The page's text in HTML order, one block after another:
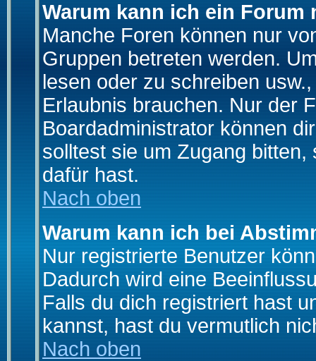
Warum kann ich ein Forum
Manche Foren können nur
Gruppen betreten werden.
lesen oder zu schreiben
Erlaubnis brauchen. Nur der
Boardadministrator können
solltest sie um Zugang
dafür hast.
Nach oben
Warum kann ich bei
Nur registrierte Benutzer
Dadurch wird eine
Falls du dich registriert hast
kannst, hast du vermutlich
Nach oben